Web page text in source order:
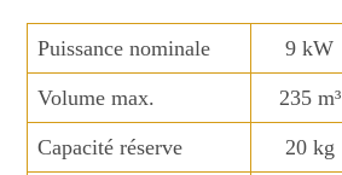
Puissance nominale 9 kW
Volume max. 235 m³
Capacité réserve 20 kg